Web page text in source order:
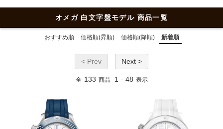
オメガ 白文字盤モデル 商品一覧
おすすめ順 価格順(昇順) 価格順(降順) 新着順
< Prev Next >
全 133 商品 1 - 48 表示